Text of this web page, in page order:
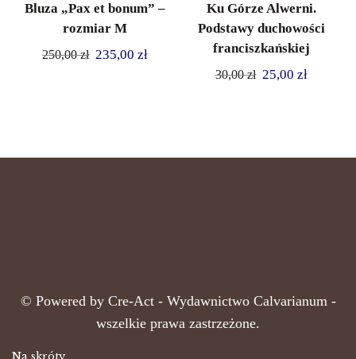
Bluza „Pax et bonum” –
rozmiar M
250,00zł 235,00 zł
Ku Górze Alwerni.
Podstawy duchowości
franciszkańskiej
30,00zł 25,00 zł
© Powered by Cre-Act - Wydawnictwo Calvarianum -
wszelkie prawa zastrzeżone.